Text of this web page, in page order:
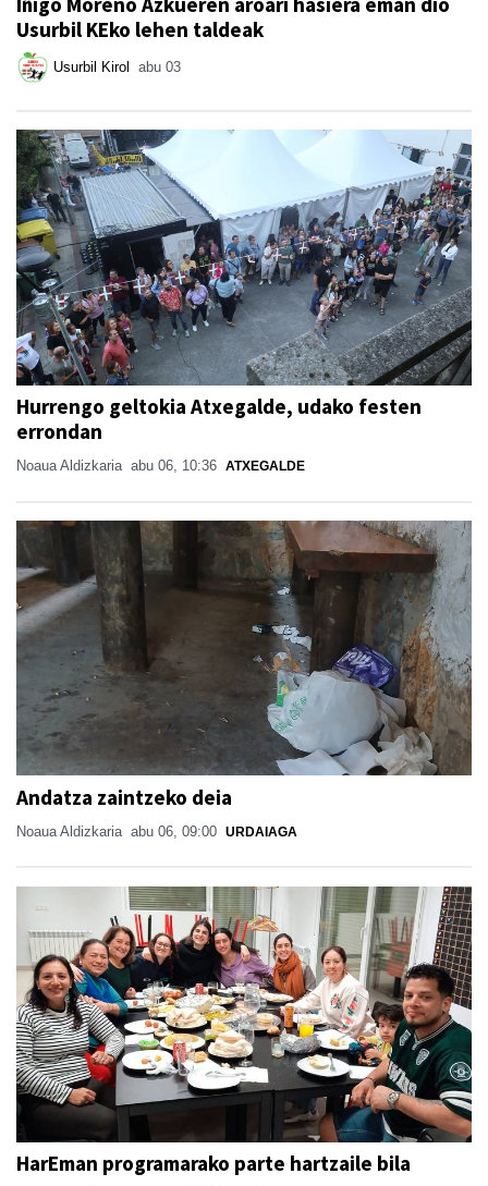
Usurbil KEko lehen taldeak
Usurbil Kirol abu 03
Hurrengo geltokia Atxegalde, udako festen
errondan
Noaua Aldizkaria abu 06, 10:36 ATXEGALDE
Andatza zaintzeko deia
Noaua Aldizkaria abu 06, 09:00 URDAIAGA
HarEman programarako parte hartzaile bila